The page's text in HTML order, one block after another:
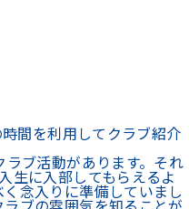
間を利用してクラブ紹介
ブ活動があります。それ
生に入部してもらえるよ
念入りに準備していまし